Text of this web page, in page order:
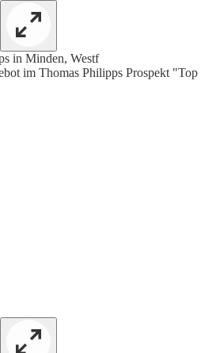
in Minden, Westf
im Thomas Philipps Prospekt "Top